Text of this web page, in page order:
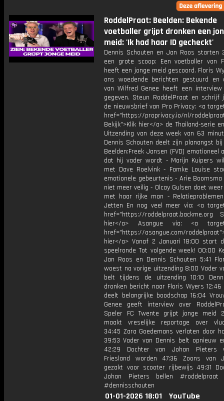
RoddelPraat: Beelden: Bekende
voetballer grijpt dronken een
meid: 'Ik had haar ID gecheckt'
Dennis Schouten en Jan Roos starten
een grote scoop: Een voetballer van
heeft een jonge meid gescoord. Floris
ons woedende berichten gestuurd en
van Wilfred Genee heeft een
gegeven. Steun RoddelPraat en schrijf
de nieuwsbrief van Pro Privacy: <a
href="https://proprivacy.io/nl/
Bekijk">Klik hier</a> de Thailand-serie
Uitzending van deze week van 63
Dennis Schouten deelt zijn planangst
Beelden:Freek Jansen (FVD) emotioneel
dat hij vader wordt - Marijn Kuipers
met Dave Roelvink - Famke Louise
emotionele gebeurtenis - Arie
niet meer veilig - Olcay Gulsen doet
met haar rijke man -
Jetten En nog veel meer via: <a
href="https://roddelpraat.backme.org
hier</a> Asangue via: <a
href="https://asangue.com/
hier</a> Vanaf 2 Januari 18:00 start
speelronde Tot volgende week! 00:00
Jan Roos en Dennis Schouten 5:41
woest na vorige uitzending 8:00 Vader
belt tijdens de uitzending 10:10
dronken bericht naar Floris Wyers 12:46
deelt belangrijke boodschap 16:04
Genee geeft interview over
Speler FC Twente grijpt jonge meid
maakt vreselijke reportage over
34:45 Zara Goedemans verlaten door
39:53 Vader van Dennis belt opnieuw
42:29 Dochter van Johan Pieters
Friesland worden 47:36 Zoons van
gezakt voor scooter rijbewijs 49:31
Johan Pieters bellen #roddelpraat
#dennisschouten
01-01-2026 18:01 YouTube